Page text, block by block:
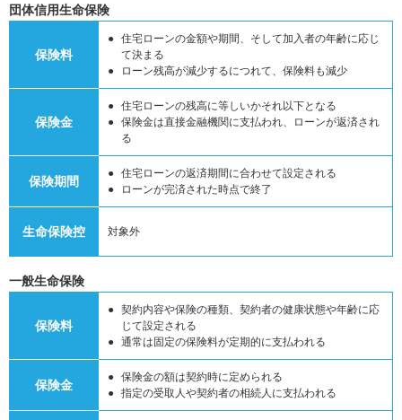
団体信用生命保険
保険料
住宅ローンの金額や期間、そして加入者の年齢に応じ
て決まる
ローン残高が減少するにつれて、保険料も減少
保険金
住宅ローンの残高に等しいかそれ以下となる
保険金は直接金融機関に支払われ、ローンが返済され
る
保険期間
住宅ローンの返済期間に合わせて設定される
ローンが完済された時点で終了
生命保険控 対象外
一般生命保険
保険料
契約内容や保険の種類、契約者の健康状態や年齢に応
じて設定される
通常は固定の保険料が定期的に支払われる
保険金
保険金の額は契約時に定められる
指定の受取人や契約者の相続人に支払われる